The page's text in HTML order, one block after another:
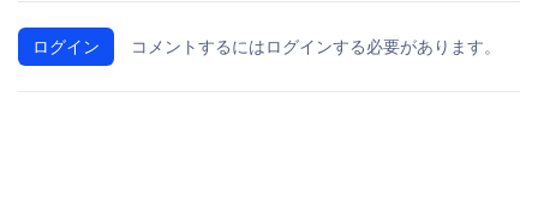
ログイン コメントするにはログインする必要があります。